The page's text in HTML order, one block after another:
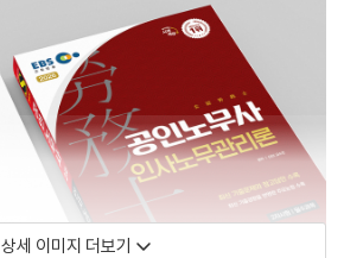
상세 이미지 더보기